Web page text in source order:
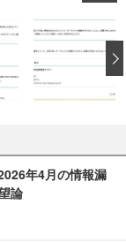
年4月の情報漏
論